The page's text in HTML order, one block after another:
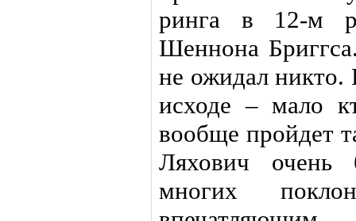
ринга в 12-м
Шеннона
не ожидал никто.
исходе – мало
вообще пройдет
Ляхович очень
многих